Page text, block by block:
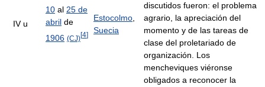
IV u
10 al 25 de
abril de
1906 (CJ)[4]
Estocolmo
Suecia
discutidos fueron: el problema
agrario, la apreciación del
momento y de las tareas de
clase del proletariado de
organización. Los
mencheviques viéronse
obligados a reconocer la